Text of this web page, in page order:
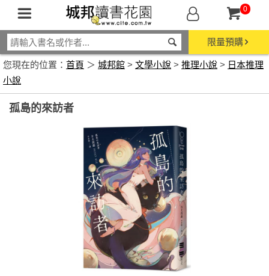
0
限量預購
您現在的位置： 首頁 ＞ 城邦館 > 文學小說 > 推理小說 > 日本推理
小說
孤島的來訪者